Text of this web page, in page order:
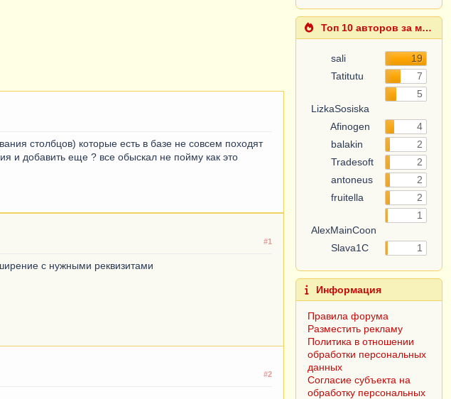
столбцов) которые есть в базе не совсем походят
и добавить еще ? все обыскал не пойму как это
#1
с нужными реквизитами
#2
Топ 10 авторов за месяц
sali
19
Tatitutu
7
LizkaSosiska
5
Afinogen
4
balakin
2
Tradesoft
2
antoneus
2
fruitella
2
AlexMainCoon
1
Slava1C 1
Информация
Правила форума
Разместить рекламу
Политика в отношении
обработки персональных
данных
Согласие субъекта на
обработку персональных